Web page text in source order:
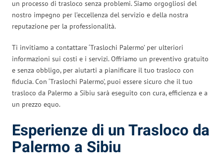
un processo di trasloco senza problemi. Siamo orgogliosi del
nostro impegno per l’eccellenza del servizio e della nostra
reputazione per la professionalità.
Ti invitiamo a contattare ‘Traslochi Palermo’ per ulteriori
informazioni sui costi e i servizi. Offriamo un preventivo gratuito
e senza obbligo, per aiutarti a pianificare il tuo trasloco con
fiducia. Con ‘Traslochi Palermo’, puoi essere sicuro che il tuo
trasloco da Palermo a Sibiu sarà eseguito con cura, efficienza e a
un prezzo equo.
Esperienze di un Trasloco da
Palermo a Sibiu